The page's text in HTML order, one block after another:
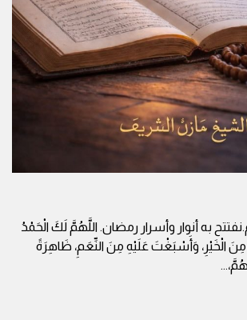
به أنوار وأسرار رمضان. اللَّهُمَّ لَكَ الْحَمْدُ
الْخَيْرِ، وَأَسْبَغْتَ عَلَيْهِ مِنَ النِّعَمِ، ظَاهِرَةً
...